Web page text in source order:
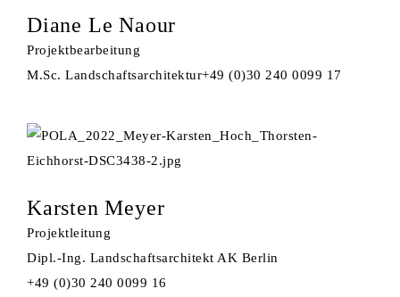
Diane Le Naour
Projektbearbeitung
M.Sc. Landschaftsarchitektur+49 (0)30 240 0099 17
Karsten Meyer
Projektleitung
Dipl.-Ing. Landschaftsarchitekt AK Berlin
+49 (0)30 240 0099 16